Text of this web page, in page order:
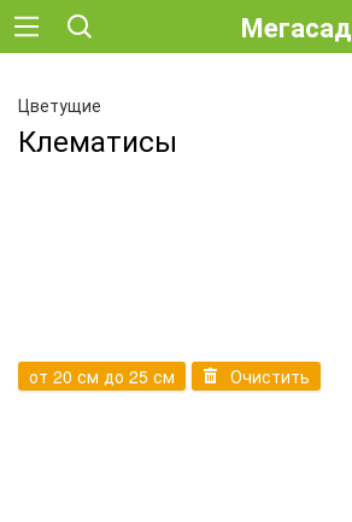
Мегасад
Цветущие
Клематисы
от 20 см до 25 см Очистить